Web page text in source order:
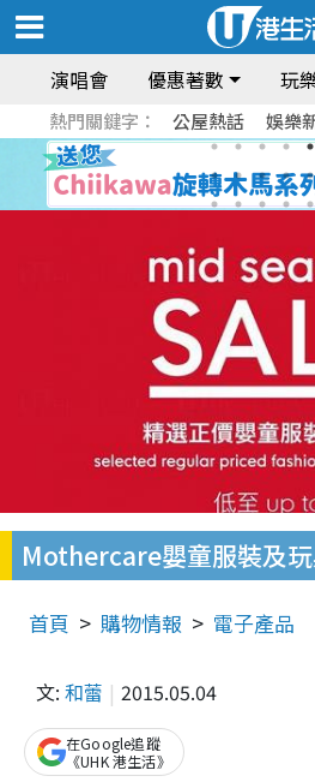
演唱會 優惠著數 玩
熱門關鍵字： 公屋熱話 娛樂
Mothercare嬰童服裝及
首頁 購物情報 電子產品
文: 和蕾 2015.05.04
在Google追蹤
《UHK 港生活》